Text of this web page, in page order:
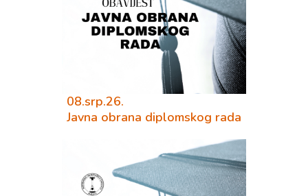
08.srp.26.
Javna obrana diplomskog rada